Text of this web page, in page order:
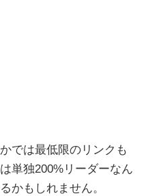
では最低限のリンクも
単独200%リーダーなん
かもしれません。